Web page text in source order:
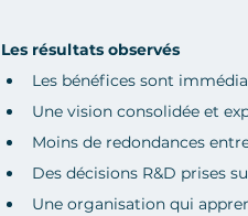
Les résultats observés
Les bénéfices sont
Une vision consolidée et
Moins de redondances
Des décisions R&D prises
Une organisation qui